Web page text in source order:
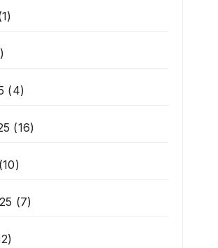
(4)
(16)
(10)
(7)